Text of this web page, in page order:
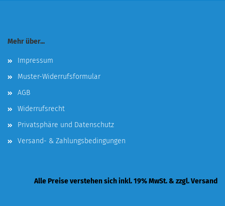
Mehr über...
Impressum
Muster-Widerrufsformular
AGB
Widerrufsrecht
Privatsphäre und Datenschutz
Versand- & Zahlungsbedingungen
Alle Preise verstehen sich inkl. 19% MwSt. & zzgl. Versand